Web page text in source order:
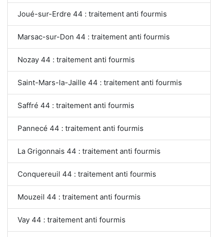
Joué-sur-Erdre 44 : traitement anti fourmis
Marsac-sur-Don 44 : traitement anti fourmis
Nozay 44 : traitement anti fourmis
Saint-Mars-la-Jaille 44 : traitement anti fourmis
Saffré 44 : traitement anti fourmis
Pannecé 44 : traitement anti fourmis
La Grigonnais 44 : traitement anti fourmis
Conquereuil 44 : traitement anti fourmis
Mouzeil 44 : traitement anti fourmis
Vay 44 : traitement anti fourmis